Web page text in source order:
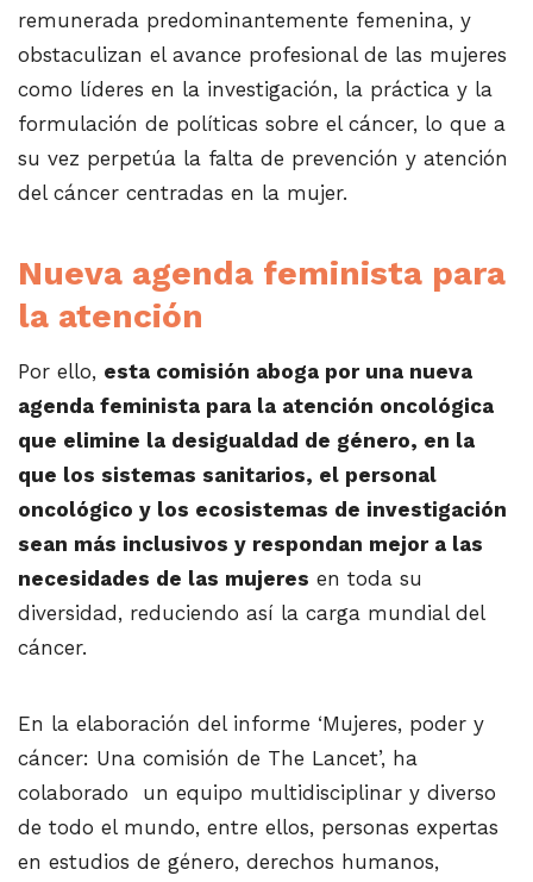
remunerada predominantemente femenina, y
obstaculizan el avance profesional de las mujeres
como líderes en la investigación, la práctica y la
formulación de políticas sobre el cáncer, lo que a
su vez perpetúa la falta de prevención y atención
del cáncer centradas en la mujer.
Nueva agenda feminista para
la atención
Por ello, esta comisión aboga por una nueva
agenda feminista para la atención oncológica
que elimine la desigualdad de género, en la
que los sistemas sanitarios, el personal
oncológico y los ecosistemas de investigación
sean más inclusivos y respondan mejor a las
necesidades de las mujeres en toda su
diversidad, reduciendo así la carga mundial del
cáncer.
En la elaboración del informe ‘Mujeres, poder y
cáncer: Una comisión de The Lancet’, ha
colaborado un equipo multidisciplinar y diverso
de todo el mundo, entre ellos, personas expertas
en estudios de género, derechos humanos,